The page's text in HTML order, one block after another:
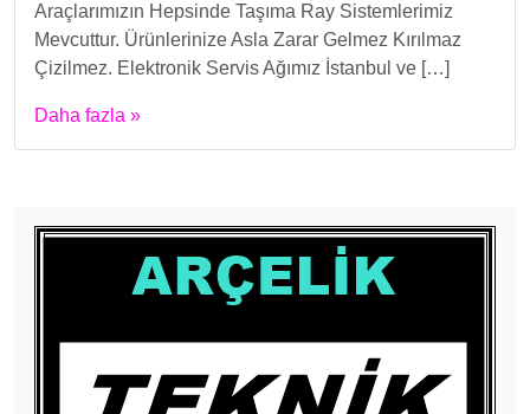
Araçlarımızın Hepsinde Taşıma Ray Sistemlerimiz
Mevcuttur. Ürünlerinize Asla Zarar Gelmez Kırılmaz
Çizilmez. Elektronik Servis Ağımız İstanbul ve […]
Daha fazla »